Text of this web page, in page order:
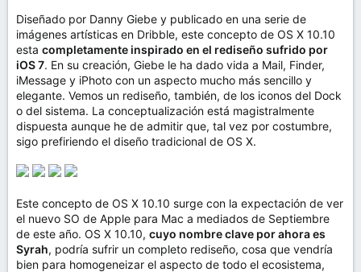
Diseñado por Danny Giebe y publicado en una serie de
imágenes artísticas en Dribble, este concepto de OS X 10.10
esta completamente inspirado en el rediseño sufrido por
iOS 7. En su creación, Giebe le ha dado vida a Mail, Finder,
iMessage y iPhoto con un aspecto mucho más sencillo y
elegante. Vemos un rediseño, también, de los iconos del Dock
o del sistema. La conceptualización está magistralmente
dispuesta aunque he de admitir que, tal vez por costumbre,
sigo prefiriendo el diseño tradicional de OS X.
Este concepto de OS X 10.10 surge con la expectación de ver
el nuevo SO de Apple para Mac a mediados de Septiembre
de este año. OS X 10.10, cuyo nombre clave por ahora es
Syrah, podría sufrir un completo rediseño, cosa que vendría
bien para homogeneizar el aspecto de todo el ecosistema,